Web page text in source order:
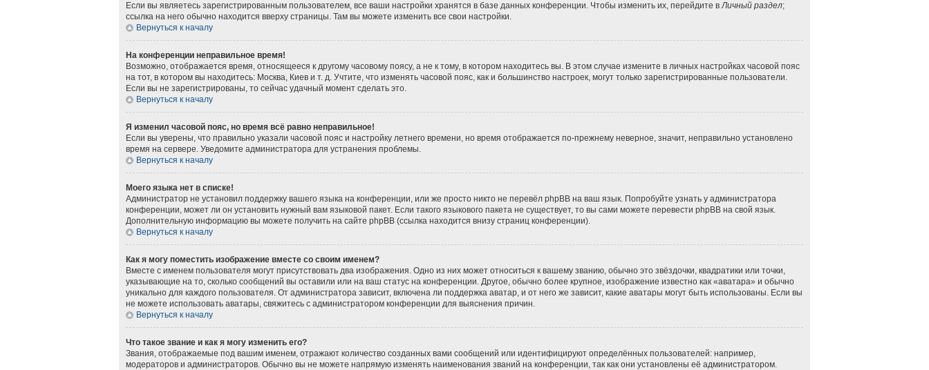
Если вы являетесь зарегистрированным пользователем, все ваши настройки хранятся в базе данных конференции. Чтобы изменить их, перейдите вЛичный раздел;
ссылка на него обычно находится вверху страницы. Там вы можете изменить все свои настройки.
Вернуться к началу
На конференции неправильное время!
Возможно, отображается время, относящееся к другому часовому поясу, а не к тому, в котором находитесь вы. В этом случае измените в личных настройках часовой пояс
на тот, в котором вы находитесь: Москва, Киев и т. д. Учтите, что изменять часовой пояс, как и большинство настроек, могут только зарегистрированные пользователи.
Если вы не зарегистрированы, то сейчас удачный момент сделать это.
Вернуться к началу
Я изменил часовой пояс, но время всё равно неправильное!
Если вы уверены, что правильно указали часовой пояс и настройку летнего времени, но время отображается по-прежнему неверное, значит, неправильно установлено
время на сервере. Уведомите администратора для устранения проблемы.
Вернуться к началу
Моего языка нет в списке!
Администратор не установил поддержку вашего языка на конференции, или же просто никто не перевёл phpBB на ваш язык. Попробуйте узнать у администратора
конференции, может ли он установить нужный вам языковой пакет. Если такого языкового пакета не существует, то вы сами можете перевести phpBB на свой язык.
Дополнительную информацию вы можете получить на сайте phpBB (ссылка находится внизу страниц конференции).
Вернуться к началу
Как я могу поместить изображение вместе со своим именем?
Вместе с именем пользователя могут присутствовать два изображения. Одно из них может относиться к вашему званию, обычно это звёздочки, квадратики или точки,
указывающие на то, сколько сообщений вы оставили или на ваш статус на конференции. Другое, обычно более крупное, изображение известно как «аватара» и обычно
уникально для каждого пользователя. От администратора зависит, включена ли поддержка аватар, и от него же зависит, какие аватары могут быть использованы. Если вы
не можете использовать аватары, свяжитесь с администратором конференции для выяснения причин.
Вернуться к началу
Что такое звание и как я могу изменить его?
Звания, отображаемые под вашим именем, отражают количество созданных вами сообщений или идентифицируют определённых пользователей: например,
модераторов и администраторов. Обычно вы не можете напрямую изменять наименования званий на конференции, так как они установлены её администратором.